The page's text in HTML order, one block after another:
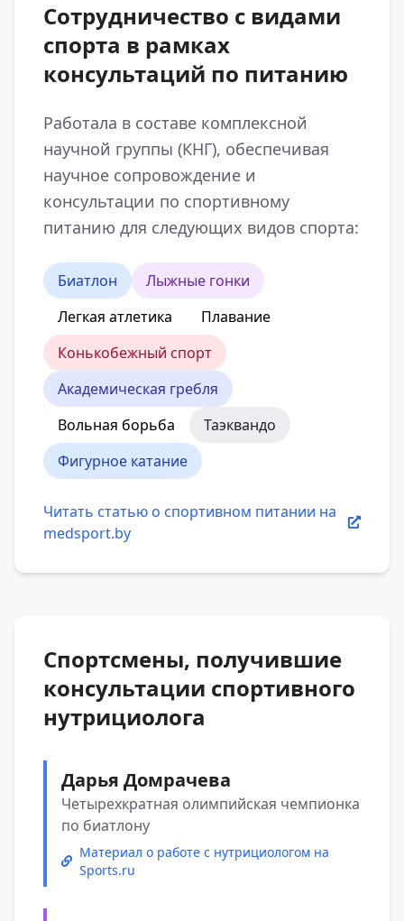
Сотрудничество с видами
спорта в рамках
консультаций по питанию
Работала в составе комплексной
научной группы (КНГ), обеспечивая
научное сопровождение и
консультации по спортивному
питанию для следующих видов спорта:
Биатлон
Лыжные гонки
Легкая атлетика
Плавание
Конькобежный спорт
Академическая гребля
Вольная борьба
Таэквандо
Фигурное катание
Читать статью о спортивном питании на
medsport.by
Спортсмены, получившие
консультации спортивного
нутрициолога
Дарья Домрачева
Четырехкратная олимпийская чемпионка
по биатлону
Материал о работе с нутрициологом на
Sports.ru